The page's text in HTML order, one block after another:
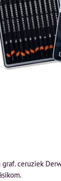
ceruziek